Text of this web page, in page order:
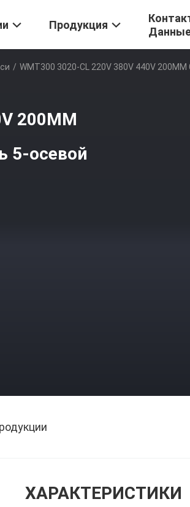
Продукция
/ WMT300 3020-CL 220V 380V 440V
200MM
5-осевой
ХАРАКТЕРИСТИКИ